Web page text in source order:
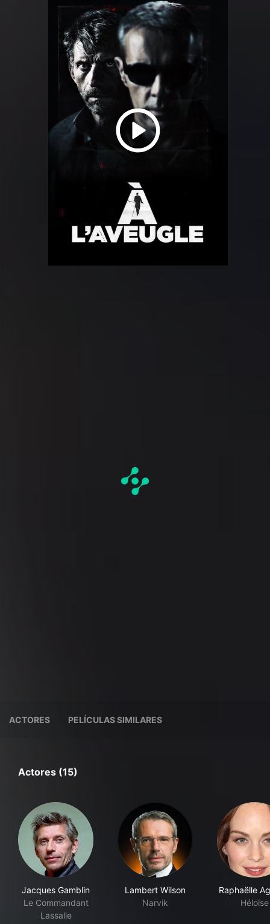
ACTORES PELÍCULAS SIMILARES
Actores (15)
Jacques Gamblin
Le Commandant
Lassalle
Lambert Wilson
Narvik
Raphaëlle
Héloïse